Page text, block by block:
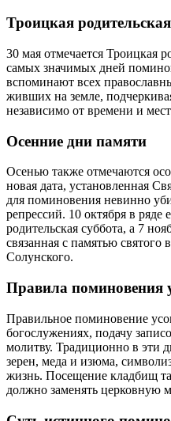
Троицкая
30 мая отмечается Троицкая
самых значимых дней
вспоминают всех
живших на земле,
независимо от времени и
Осенние дни памяти
Осенью также отмечаются
новая дата, установленная
для поминовения невинно
репрессий. 10 октября в
родительская суббота, а 7
связанная с памятью
Солунского.
Правила поминовения
Правильное поминовение
богослужениях, подачу
молитву. Традиционно в эти
зерен, меда и изюма,
жизнь. Посещение кладбищ
должно заменять церковную